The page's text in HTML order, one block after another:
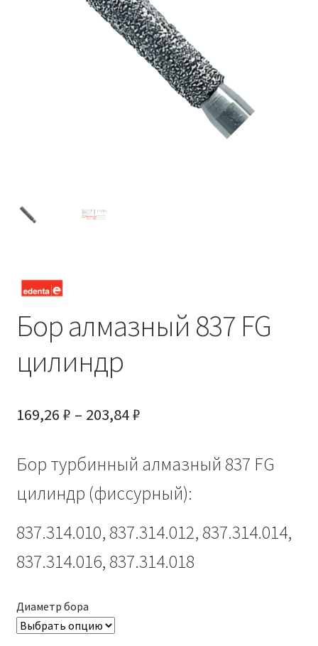
Бор алмазный 837 FG
цилиндр
169,26 ₽ – 203,84₽Диапазон
169,26 ₽
–
Бор турбинный алмазный 837 FG
цилиндр (фиссурный):
837.314.010, 837.314.012, 837.314.014,
837.314.016, 837.314.018
Диаметр бора